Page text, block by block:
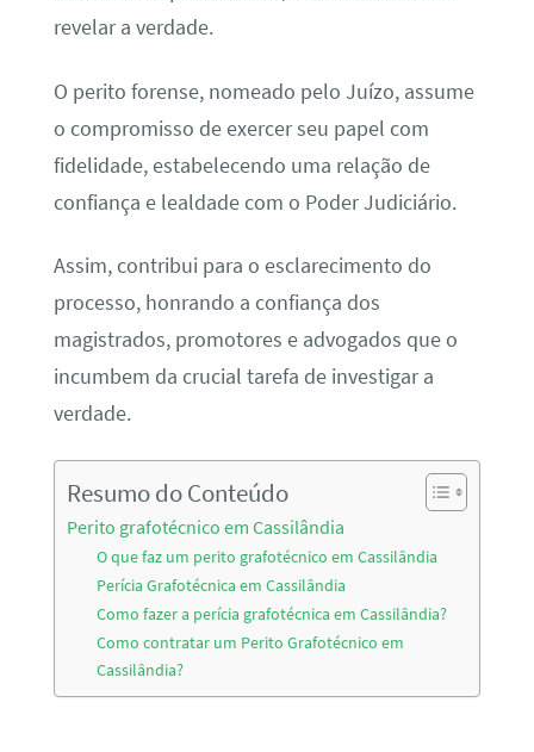
revelar a verdade.
O perito forense, nomeado pelo Juízo, assume
o compromisso de exercer seu papel com
fidelidade, estabelecendo uma relação de
confiança e lealdade com o Poder Judiciário.
Assim, contribui para o esclarecimento do
processo, honrando a confiança dos
magistrados, promotores e advogados que o
incumbem da crucial tarefa de investigar a
verdade.
Resumo do Conteúdo
Perito grafotécnico em Cassilândia
O que faz um perito grafotécnico em Cassilândia
Perícia Grafotécnica em Cassilândia
Como fazer a perícia grafotécnica em Cassilândia?
Como contratar um Perito Grafotécnico em
Cassilândia?